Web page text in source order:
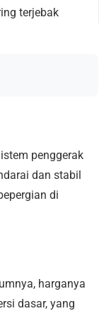
terjebak
penggerak
dan stabil
di
harganya
dasar, yang